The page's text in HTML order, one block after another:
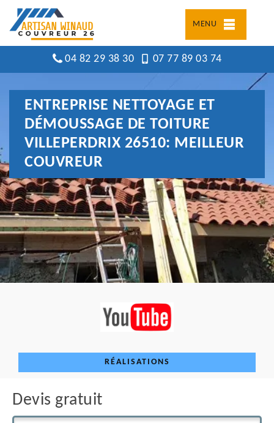
MENU
04 82 29 38 30 07 77 89 03 74
ENTREPRISE NETTOYAGE ET
DÉMOUSSAGE DE TOITURE
VILLEPERDRIX 26510: MEILLEUR
COUVREUR
RÉALISATIONS
Devis gratuit